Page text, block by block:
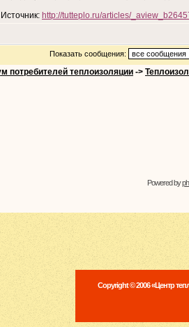
Источник: http://tutteplo.ru/articles/
Показать сообщения:
потребителей теплоизоляции ->
Powered by
Copyright © 2006 «Центр